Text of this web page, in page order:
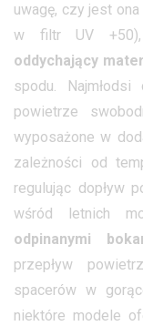
uwagę, czy jest
w filtr UV +50),
oddychający
spodu. Najmłodsi
powietrze
wyposażone w
zależności od
regulując dopływ
wśród letnich
odpinanymi
przepływ
spacerów w
niektóre modele